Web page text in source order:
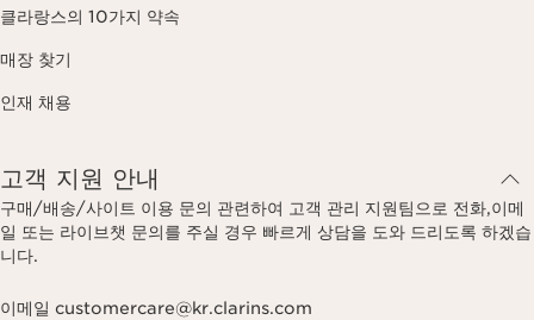
클라랑스의 10가지 약속
매장 찾기
인재 채용
고객 지원 안내
구매/배송/사이트 이용 문의 관련하여 고객 관리 지원팀으로 전화,이메
일 또는 라이브챗 문의를 주실 경우 빠르게 상담을 도와 드리도록 하겠습
니다.
이메일 customercare@kr.clarins.com